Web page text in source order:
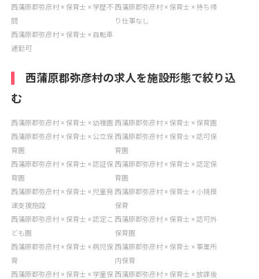
西蒲原郡弥彦村 × 保育士 × 学歴不
問
西蒲原郡弥彦村 × 保育士 × 持ち帰
り仕事なし
西蒲原郡弥彦村 × 保育士 × 自転車
通勤可
西蒲原郡弥彦村の求人を施設形態で絞り込
む
西蒲原郡弥彦村 × 保育士 × 幼稚園 西蒲原郡弥彦村 × 保育士 × 保育園
西蒲原郡弥彦村 × 保育士 × 公立保
育園
西蒲原郡弥彦村 × 保育士 × 認可保
育園
西蒲原郡弥彦村 × 保育士 × 認証保
育園
西蒲原郡弥彦村 × 保育士 × 認定保
育園
西蒲原郡弥彦村 × 保育士 × 児童発
達支援施設
西蒲原郡弥彦村 × 保育士 × 小規模
保育
西蒲原郡弥彦村 × 保育士 × 認定こ
ども園
西蒲原郡弥彦村 × 保育士 × 認可外
保育園
西蒲原郡弥彦村 × 保育士 × 病児保
育
西蒲原郡弥彦村 × 保育士 × 事業所
内保育
西蒲原郡弥彦村 × 保育士 × 学童保西蒲原郡弥彦村 × 保育士 × 放課後